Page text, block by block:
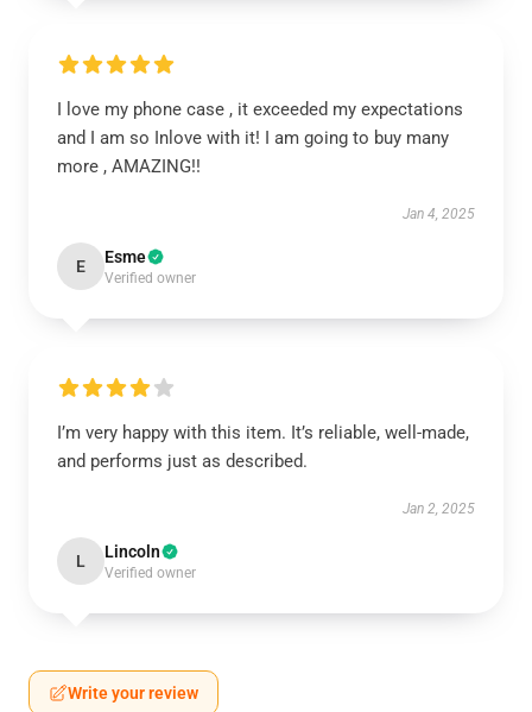
I love my phone case , it exceeded my expectations
and I am so Inlove with it! I am going to buy many
more , AMAZING!!
Jan 4, 2025
E Esme
Verified owner
I’m very happy with this item. It’s reliable, well-made,
and performs just as described.
Jan 2, 2025
L Lincoln
Verified owner
Write your review